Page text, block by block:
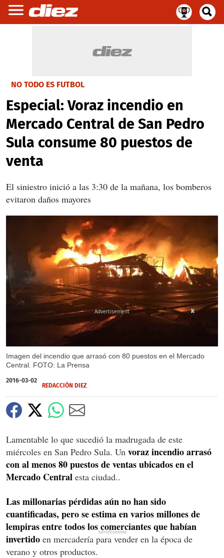
NO TODO ES FUTBOL
Especial: Voraz incendio en
Mercado Central de San Pedro
Sula consume 80 puestos de
venta
El siniestro inició a las 3:30 de la mañana, los bomberos
evitaron daños mayores
Imagen del incendio que arrasó con 80 puestos en el Mercado
Central. FOTO: La Prensa
X
X
X
2016-03-02
REDACCIÓN DIEZ
Lamentable lo que sucedió la madrugada de este
miércoles en San Pedro Sula. Un voraz incendio arrasó
con al menos 80 puestos de ventas ubicados en el
Mercado Central esta ciudad..
Las millonarias pérdidas aún no han sido
cuantificadas, pero se estima en varios millones de
lempiras entre todos los comerciantes que habían
invertido en mercadería para vender en la época de
verano y otros productos.